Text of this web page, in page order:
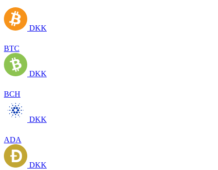
DKK
BTC
DKK
BCH
DKK
ADA
DKK